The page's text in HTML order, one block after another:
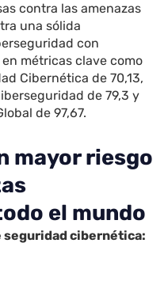
contra las amenazas
una sólida
con
métricas clave como
Cibernética de 70,13,
de 79,3 y
de 97,67.
mayor riesgo
el mundo
seguridad cibernética: